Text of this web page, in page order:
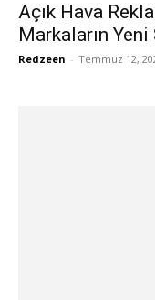
Açık Hava
Markaların Yeni
Redzeen - Temmuz 12,